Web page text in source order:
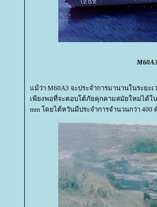
ม้ว่า M60A3 จะประจำการมานานในระยะ
เพียงพอที่จะตอบโต้ภัยคุกคามสมัยใหม่ได้ใ
mm โดยไต้หวันมีประจำการจำนวนกว่า 400